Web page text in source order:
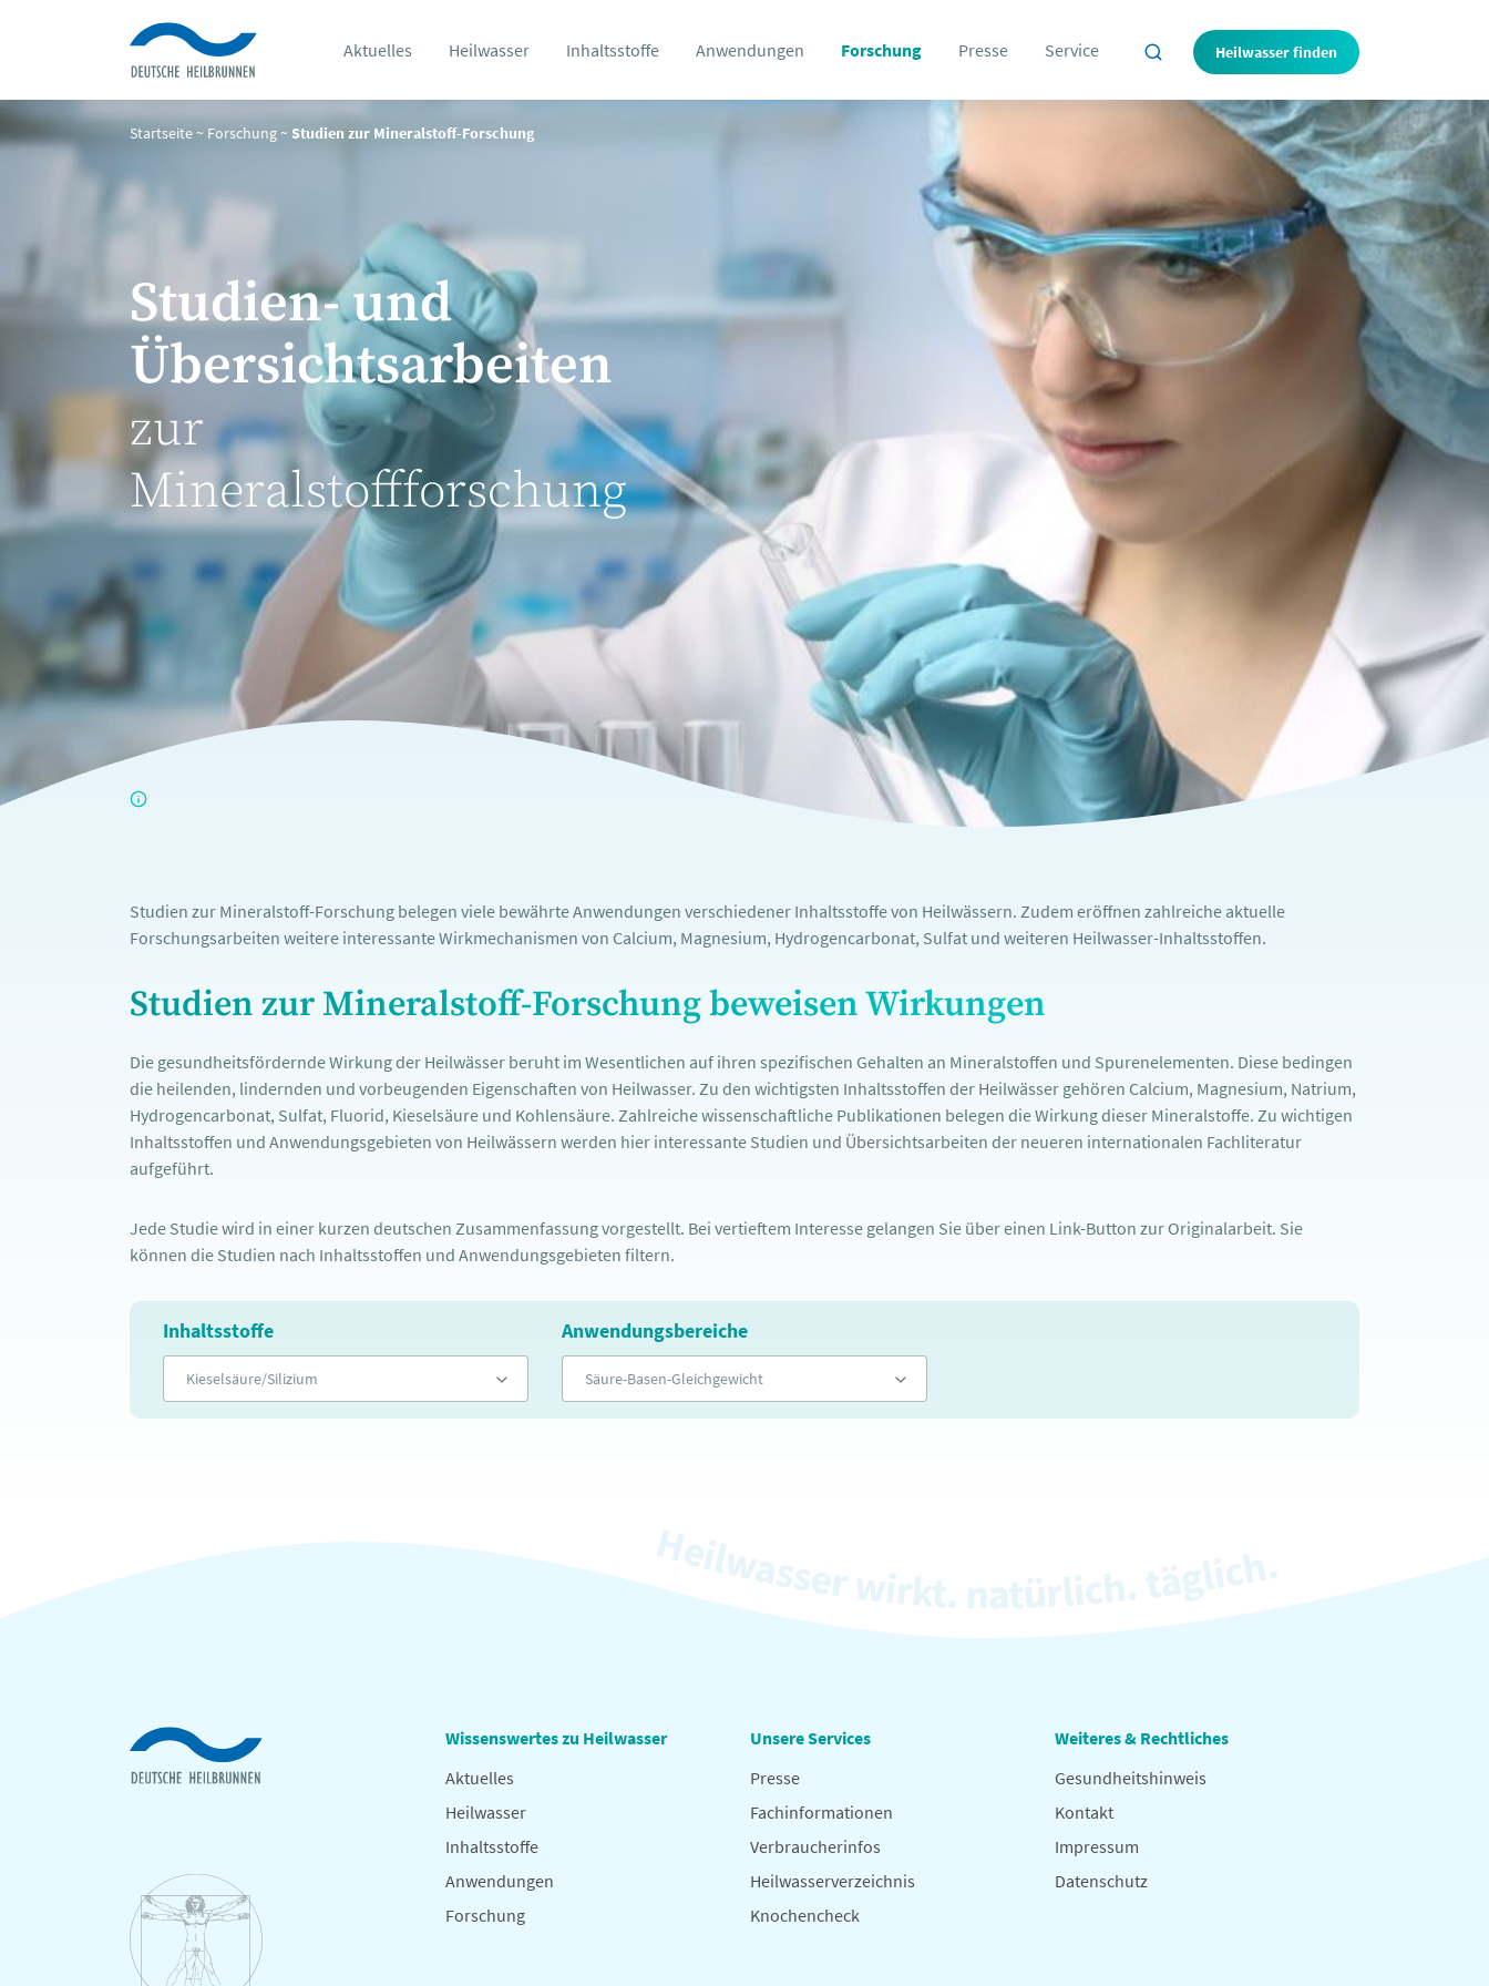
Aktuelles Heilwasser Inhaltsstoffe Anwendungen Forschung Presse Service Heilwasser finden
Startseite~ Forschung~Studien zur Mineralstoff-Forschung
Studien- und
Übersichtsarbeiten
zur
Mineralstoffforschung
Studien zur Mineralstoff-Forschung belegen viele bewährte Anwendungen verschiedener Inhaltsstoffe von Heilwässern. Zudem eröffnen zahlreiche aktuelle
Forschungsarbeiten weitere interessante Wirkmechanismen von Calcium, Magnesium, Hydrogencarbonat, Sulfat und weiteren Heilwasser-Inhaltsstoffen.
Studien zur Mineralstoff-Forschung beweisen Wirkungen
Die gesundheitsfördernde Wirkung der Heilwässer beruht im Wesentlichen auf ihren spezifischen Gehalten an Mineralstoffen und Spurenelementen. Diese bedingen
die heilenden, lindernden und vorbeugenden Eigenschaften von Heilwasser. Zu den wichtigsten Inhaltsstoffen der Heilwässer gehören Calcium, Magnesium, Natrium,
Hydrogencarbonat, Sulfat, Fluorid, Kieselsäure und Kohlensäure. Zahlreiche wissenschaftliche Publikationen belegen die Wirkung dieser Mineralstoffe. Zu wichtigen
Inhaltsstoffen und Anwendungsgebieten von Heilwässern werden hier interessante Studien und Übersichtsarbeiten der neueren internationalen Fachliteratur
aufgeführt.
Jede Studie wird in einer kurzen deutschen Zusammenfassung vorgestellt. Bei vertieftem Interesse gelangen Sie über einen Link-Button zur Originalarbeit. Sie
können die Studien nach Inhaltsstoffen und Anwendungsgebieten filtern.
Inhaltsstoffe
Kieselsäure/Silizium
Anwendungsbereiche
Säure-Basen-Gleichgewicht
Wissenswertes zu Heilwasser
Aktuelles
Heilwasser
Inhaltsstoffe
Anwendungen
Forschung
Unsere Services
Presse
Fachinformationen
Verbraucherinfos
Heilwasserverzeichnis
Knochencheck
Weiteres & Rechtliches
Gesundheitshinweis
Kontakt
Impressum
Datenschutz